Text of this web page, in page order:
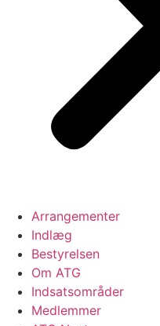
Arrangementer
Indlæg
Bestyrelsen
Om ATG
Indsatsområder
Medlemmer